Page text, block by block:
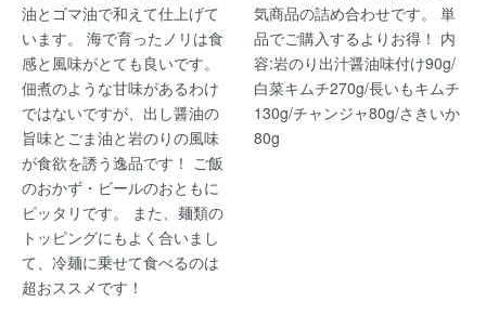
油とゴマ油で和えて仕上げて
います。 海で育ったノリは食
感と風味がとても良いです。
佃煮のような甘味があるわけ
ではないですが、出し醤油の
旨味とごま油と岩のりの風味
が食欲を誘う逸品です！ ご飯
のおかず・ビールのおともに
ピッタリです。 また、麺類の
トッピングにもよく合いまし
て、冷麺に乗せて食べるのは
超おススメです！
気商品の詰め合わせです。 単
品でご購入するよりお得！ 内
容:岩のり出汁醤油味付け90g/
白菜キムチ270g/長いもキムチ
130g/チャンジャ80g/さきいか
80g